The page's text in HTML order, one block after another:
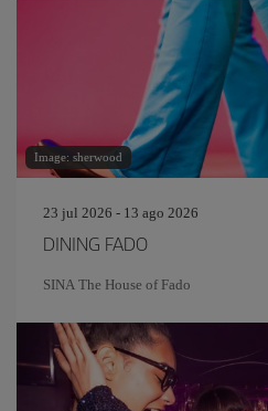
Image: sherwood
23 jul 2026 - 13 ago 2026
DINING FADO
SINA The House of Fado